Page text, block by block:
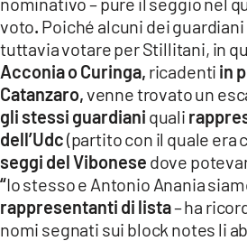
voto. Poiché alcuni dei
tuttavia votare per Stillitani, in
Acconia o Curinga, ricadenti in
Catanzaro,venne trovato un
gli stessi guardiani quali
dell’Udc(partito con il quale era
seggi del Vibonese dove
“Io stesso e Antonio Anania
rappresentanti di lista– ha
nomi segnati sui block notes li